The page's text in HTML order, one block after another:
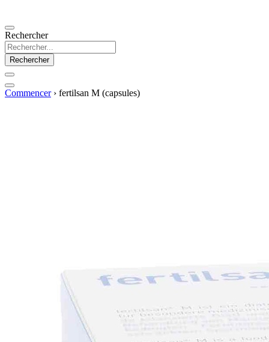
Rechercher
Rechercher
Commencer › fertilsan M (capsules)